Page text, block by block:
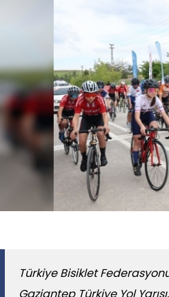
Türkiye Bisiklet